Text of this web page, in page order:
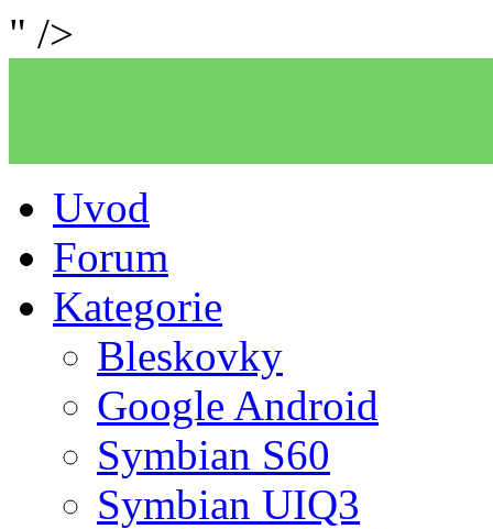
" />
Uvod
Forum
Kategorie
Bleskovky
Google Android
Symbian S60
Symbian UIQ3